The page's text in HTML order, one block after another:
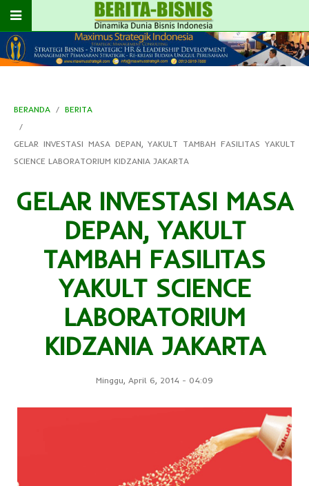
BERANDA BERITA
GELAR INVESTASI MASA DEPAN, YAKULT TAMBAH FASILITAS YAKULT
SCIENCE LABORATORIUM KIDZANIA JAKARTA
GELAR INVESTASI MASA
DEPAN, YAKULT
TAMBAH FASILITAS
YAKULT SCIENCE
LABORATORIUM
KIDZANIA JAKARTA
Minggu, April 6, 2014 - 04:09